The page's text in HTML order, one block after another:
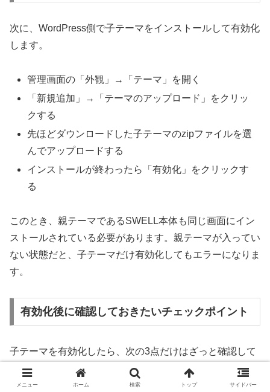
次に、WordPress側で子テーマをインストールして有効化
します。
管理画面の「外観」→「テーマ」を開く
「新規追加」→「テーマのアップロード」をクリッ
クする
先ほどダウンロードした子テーマのzipファイルを選
んでアップロードする
インストールが終わったら「有効化」をクリックす
る
このとき、親テーマであるSWELL本体も同じ画面にイン
ストールされている必要があります。親テーマが入ってい
ない状態だと、子テーマだけ有効化してもエラーになりま
す。
有効化後に確認しておきたいチェックポイント
子テーマを有効化したら、次の3点だけはざっと確認して
おきましょう。
メニュー ホーム 検索 トップ サイドバー